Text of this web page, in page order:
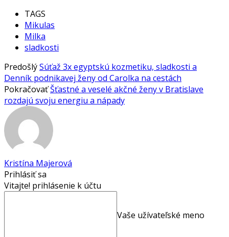
TAGS
Mikulas
Milka
sladkosti
PredošlýSúťaž 3x egyptskú kozmetiku, sladkosti a
Denník podnikavej ženy od Carolka na cestách
PokračovaťŠťastné a veselé akčné ženy v Bratislave
rozdajú svoju energiu a nápady
Kristína Majerová
Prihlásiť sa
Vitajte! prihlásenie k účtu
Vaše užívateľské meno